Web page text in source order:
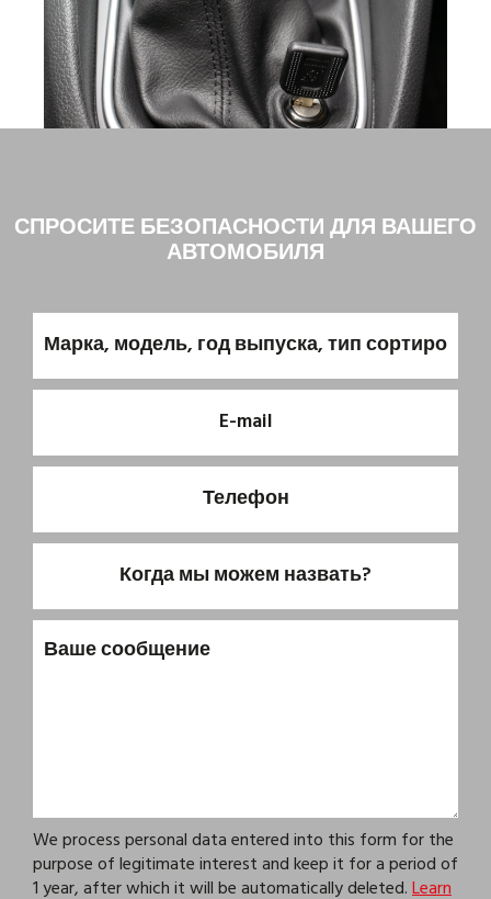
СПРОСИТЕ БЕЗОПАСНОСТИ ДЛЯ ВАШЕГО
АВТОМОБИЛЯ
We process personal data entered into this form for the
purpose of legitimate interest and keep it for a period of
1 year, after which it will be automatically deleted.Learn